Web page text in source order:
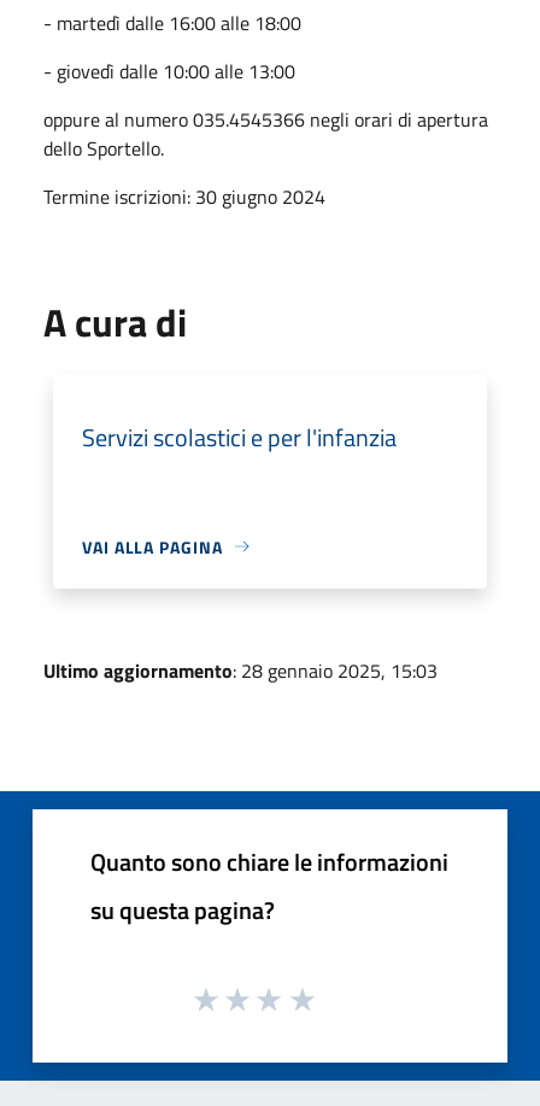
- martedì dalle 16:00 alle 18:00
- giovedì dalle 10:00 alle 13:00
oppure al numero 035.4545366 negli orari di apertura
dello Sportello.
Termine iscrizioni: 30 giugno 2024
A cura di
Servizi scolastici e per l'infanzia
VAI ALLA PAGINA
Ultimo aggiornamento: 28 gennaio 2025, 15:03
Quanto sono chiare le informazioni
su questa pagina?